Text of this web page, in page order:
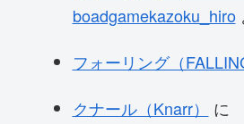
boadgamekazoku_hiro
フォーリング（
クナール（Knarr）
に